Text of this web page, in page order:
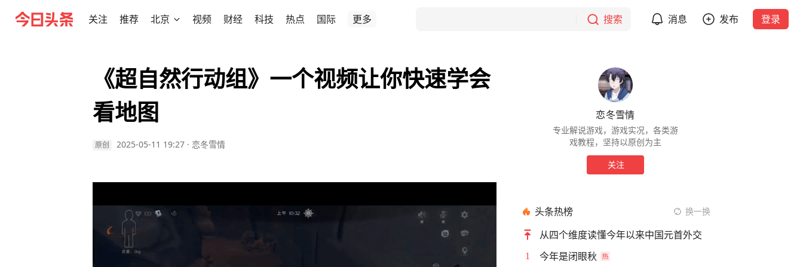
关注 推荐 北京 视频 财经 科技 热点 国际 更多 搜索 消息 发布 登录
《超自然行动组》一个视频让你快速学会
看地图
原创 2025-05-11 19:27 · 恋冬雪情
恋冬雪情
专业解说游戏，游戏实况，各类游
戏教程，坚持以原创为主
关注
头条热榜 换一换
从四个维度读懂今年以来中国元首外交
1 今年是闭眼秋